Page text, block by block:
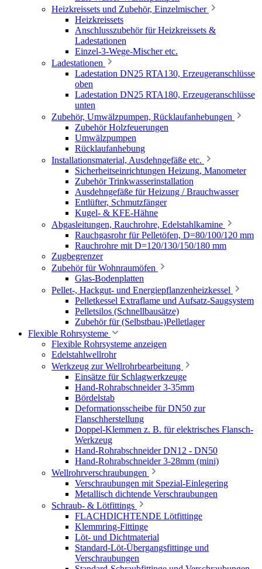
Heizkreissets und Zubehör, Einzelmischer
Heizkreissets
Anschlusszubehör für Heizkreissets &
Ladestationen
Einzel-3-Wege-Mischer etc.
Ladestationen
Ladestation DN25 RTA130, Erzeugeranschlüsse
oben
Ladestation DN25 RTA180, Erzeugeranschlüsse
unten
Zubehör, Umwälzpumpen, Rücklaufanhebungen
Zubehör Holzfeuerungen
Umwälzpumpen
Rücklaufanhebung
Installationsmaterial, Ausdehngefäße etc.
Sicherheitseinrichtungen Heizung, Manometer
Zubehör Trinkwasserinstallation
Ausdehngefäße für Heizung / Brauchwasser
Entlüfter, Schmutzfänger
Kugel- & KFE-Hähne
Abgasleitungen, Rauchrohre, Edelstahlkamine
Rauchgasrohr für Pelletöfen, D=80/100/120 mm
Rauchrohre mit D=120/130/150/180 mm
Zugbegrenzer
Zubehör für Wohnraumöfen
Glas-Bodenplatten
Pellet-, Hackgut- und Energiepflanzenheizkessel
Pelletkessel Extraflame und Aufsatz-Saugsystem
Pelletsilos (Schnellbausätze)
Zubehör für (Selbstbau-)Pelletlager
Flexible Rohrsysteme
Flexible Rohrsysteme anzeigen
Edelstahlwellrohr
Werkzeug zur Wellrohrbearbeitung
Einsätze für Schlagwerkzeuge
Hand-Rohrabschneider 3-35mm
Bördelstab
Deformationsscheibe für DN50 zur
Flanschherstellung
Doppel-Klemmen z. B. für elektrisches Flansch-
Werkzeug
Hand-Rohrabschneider DN12 - DN50
Hand-Rohrabschneider 3-28mm (mini)
Wellrohrverschraubungen
Verschraubungen mit Spezial-Einlegering
Metallisch dichtende Verschraubungen
Schraub- & Lötfittings
FLACHDICHTENDE Lötfittinge
Klemmring-Fittinge
Löt- und Dichtmaterial
Standard-Löt-Übergangsfittinge und
Verschraubungen